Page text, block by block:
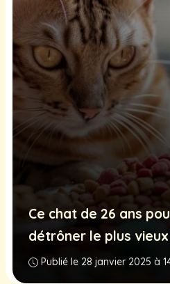
Ce chat de 26 ans
détrôner le plus
Publié le 28 janvier 2025 à